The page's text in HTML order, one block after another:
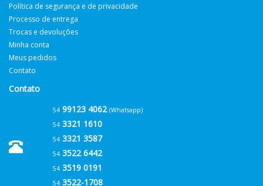
Política de segurança e de privacidade
Processo de entrega
Trocas e devoluções
Minha conta
Meus pedidos
Contato
Contato
5499123 4062 (Whatsapp)
543321 1610
543321 3587
543522 6442
543519 0191
543522-1708